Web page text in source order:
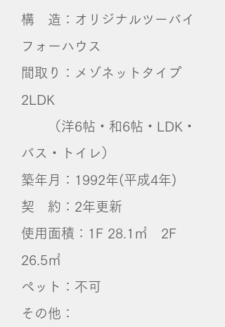
構 造：オリジナルツーバイ
フォーハウス
間取り：メゾネットタイプ
2LDK
（洋6帖・和6帖・LDK・
バス・トイレ）
築年月：1992年(平成4年)
契 約：2年更新
使用面積：1F 28.1㎡ 2F
26.5㎡
ペット：不可
その他：